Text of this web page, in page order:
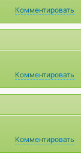
Комментировать
Комментировать
Комментировать